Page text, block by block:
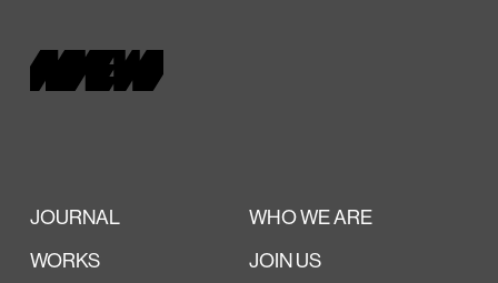
JOURNAL
WHO WE ARE
WORKS
JOIN US